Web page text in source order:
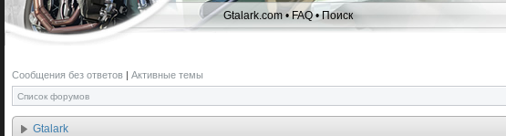
Gtalark.com •FAQ•Поиск
Сообщения без ответов | Активные темы
Список форумов
Gtalark